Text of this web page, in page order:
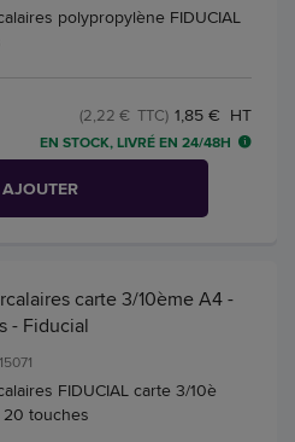
polypropylène FIDUCIAL
1,85 € HT
(2,22 € TTC)
EN STOCK, LIVRÉ EN 24/48H
AJOUTER
carte 3/10ème A4 -
- Fiducial
FIDUCIAL carte 3/10è
touches